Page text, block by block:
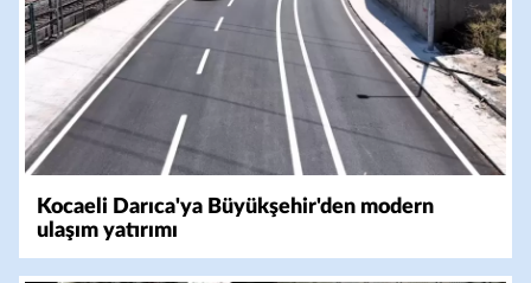
Kocaeli Darıca'ya Büyükşehir'den modern
ulaşım yatırımı